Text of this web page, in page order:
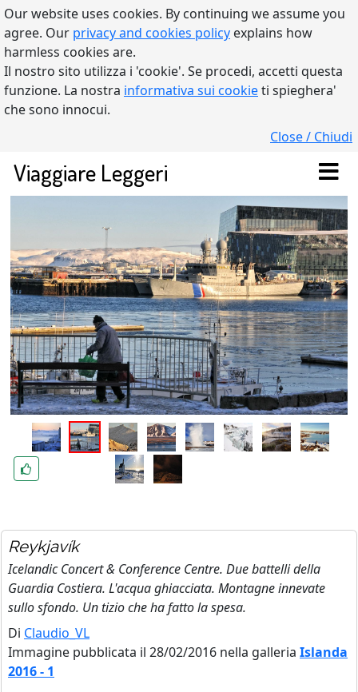
Our website uses cookies. By continuing we assume you
agree. Our privacy and cookies policy explains how
harmless cookies are.
Il nostro sito utilizza i 'cookie'. Se procedi, accetti questa
funzione. La nostra informativa sui cookieti spieghera'
che sono innocui.
Close / Chiudi
Viaggiare Leggeri
Reykjavík
Icelandic Concert & Conference Centre. Due battelli della
Guardia Costiera. L'acqua ghiacciata. Montagne innevate
sullo sfondo. Un tizio che ha fatto la spesa.
Di Claudio_VL
Immagine pubblicata il 28/02/2016 nella galleria Islanda
2016 - 1